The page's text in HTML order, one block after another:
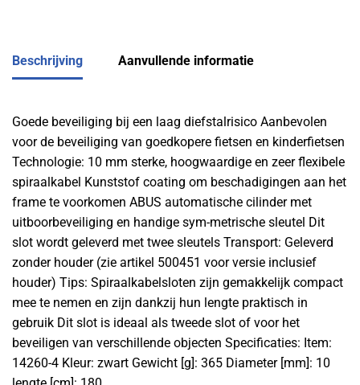
Beschrijving Aanvullende informatie
Goede beveiliging bij een laag diefstalrisico Aanbevolen
voor de beveiliging van goedkopere fietsen en kinderfietsen
Technologie: 10 mm sterke, hoogwaardige en zeer flexibele
spiraalkabel Kunststof coating om beschadigingen aan het
frame te voorkomen ABUS automatische cilinder met
uitboorbeveiliging en handige sym-metrische sleutel Dit
slot wordt geleverd met twee sleutels Transport: Geleverd
zonder houder (zie artikel 500451 voor versie inclusief
houder) Tips: Spiraalkabelsloten zijn gemakkelijk compact
mee te nemen en zijn dankzij hun lengte praktisch in
gebruik Dit slot is ideaal als tweede slot of voor het
beveiligen van verschillende objecten Specificaties: Item:
14260-4 Kleur: zwart Gewicht [g]: 365 Diameter [mm]: 10